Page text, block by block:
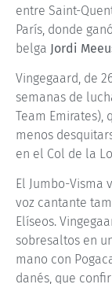
entre Saint-
París, donde
belga Jordi
Vingegaard, de
semanas de
Team Emirates),
menos
en el Col de la
El Jumbo-
voz cantante
Elíseos.
sobresaltos en
mano con
danés, que